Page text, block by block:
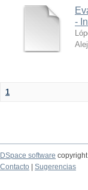
-
1
DSpace software
Contacto
Sugerencias